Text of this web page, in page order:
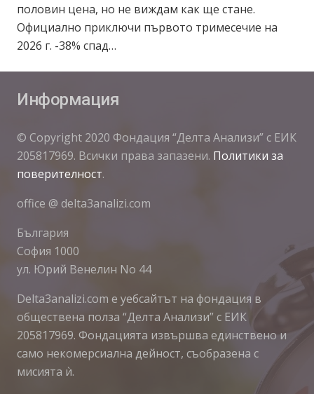
половин цена, но не виждам как ще стане.
Официално приключи първото тримесечие на
2026 г. -38% спад…
Информация
© Copyright 2020 Фондация “Делта Анализи” с ЕИК
205817969. Всички права запазени. Политики за
поверителност.
office @ delta3analizi.com
България
София 1000
ул. Юрий Венелин No 44
Delta3analizi.com e уебсайтът на фондация в
обществена полза “Делта Анализи” с ЕИК
205817969. Фондацията извършва единствено и
само некомерсиална дейност, съобразена с
мисията ѝ.